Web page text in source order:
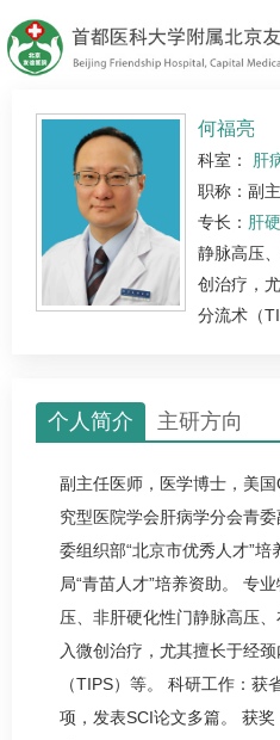
何福亮
科室：
肝
职称：副
专长： 肝
静脉高压
创治疗，
分流术（
个人简介 主研方向
副主任医师，医学博士，美
究型医院学会肝病学分会青
委组织部“北京市优秀人才”
局“青苗人才”培养资助。 专
压、非肝硬化性门静脉高压
入微创治疗，尤其擅长于经
（TIPS）等。 科研工作：获
项，发表SCI论文多篇。 获